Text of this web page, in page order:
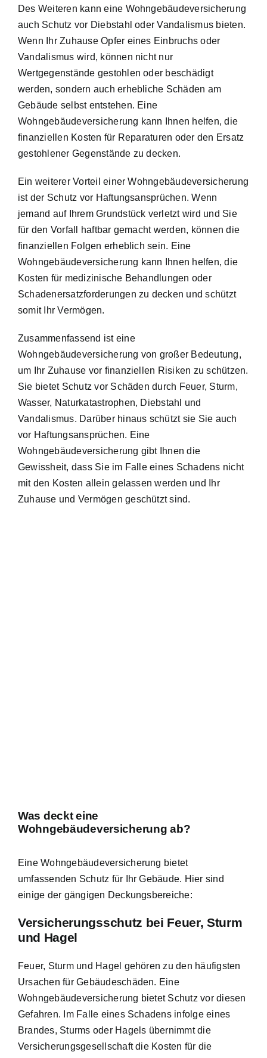
Des Weiteren kann eine Wohngebäudeversicherung
auch Schutz vor Diebstahl oder Vandalismus bieten.
Wenn Ihr Zuhause Opfer eines Einbruchs oder
Vandalismus wird, können nicht nur
Wertgegenstände gestohlen oder beschädigt
werden, sondern auch erhebliche Schäden am
Gebäude selbst entstehen. Eine
Wohngebäudeversicherung kann Ihnen helfen, die
finanziellen Kosten für Reparaturen oder den Ersatz
gestohlener Gegenstände zu decken.
Ein weiterer Vorteil einer Wohngebäudeversicherung
ist der Schutz vor Haftungsansprüchen. Wenn
jemand auf Ihrem Grundstück verletzt wird und Sie
für den Vorfall haftbar gemacht werden, können die
finanziellen Folgen erheblich sein. Eine
Wohngebäudeversicherung kann Ihnen helfen, die
Kosten für medizinische Behandlungen oder
Schadenersatzforderungen zu decken und schützt
somit Ihr Vermögen.
Zusammenfassend ist eine
Wohngebäudeversicherung von großer Bedeutung,
um Ihr Zuhause vor finanziellen Risiken zu schützen.
Sie bietet Schutz vor Schäden durch Feuer, Sturm,
Wasser, Naturkatastrophen, Diebstahl und
Vandalismus. Darüber hinaus schützt sie Sie auch
vor Haftungsansprüchen. Eine
Wohngebäudeversicherung gibt Ihnen die
Gewissheit, dass Sie im Falle eines Schadens nicht
mit den Kosten allein gelassen werden und Ihr
Zuhause und Vermögen geschützt sind.
Was deckt eine
Wohngebäudeversicherung ab?
Eine Wohngebäudeversicherung bietet
umfassenden Schutz für Ihr Gebäude. Hier sind
einige der gängigen Deckungsbereiche:
Versicherungsschutz bei Feuer, Sturm
und Hagel
Feuer, Sturm und Hagel gehören zu den häufigsten
Ursachen für Gebäudeschäden. Eine
Wohngebäudeversicherung bietet Schutz vor diesen
Gefahren. Im Falle eines Schadens infolge eines
Brandes, Sturms oder Hagels übernimmt die
Versicherungsgesellschaft die Kosten für die